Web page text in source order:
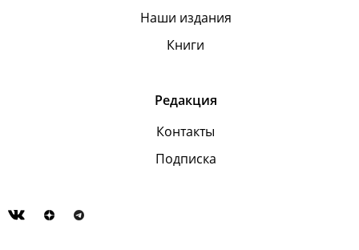
Наши издания
Книги
Редакция
Контакты
Подписка